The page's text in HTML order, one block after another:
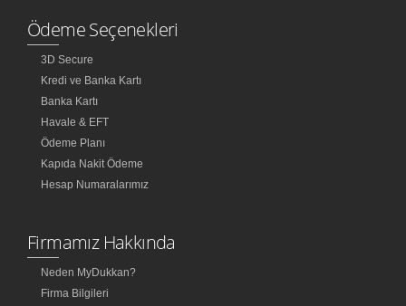
Ödeme Seçenekleri
3D Secure
Kredi ve Banka Kartı
Banka Kartı
Havale & EFT
Ödeme Planı
Kapıda Nakit Ödeme
Hesap Numaralarımız
Firmamız Hakkında
Neden MyDukkan?
Firma Bilgileri